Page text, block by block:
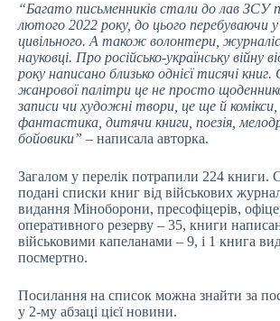
“Багато письменників стали до лав ЗСУ
лютого 2022 року, до цього перебуваючи
цивільного. А також волонтери,
науковці. Про російсько-українську війну
року написано близько однієї тисячі книг.
жанрової палітри це не просто
записи чи художні твори, це ще й комікси,
фантастика, дитячи книги, поезія,
бойовики” – написала авторка.
Загалом у перелік потрапили 224 книги.
подані списки книг від військових
видання Міноборони, пресофіцерів,
оперативного резерву – 35, книги
військовими капеланами – 9, і 1 книга
посмертно.
Посилання на список можна знайти за
у 2-му абзаці цієї новини.